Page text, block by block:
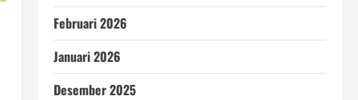
Februari 2026
Januari 2026
Desember 2025